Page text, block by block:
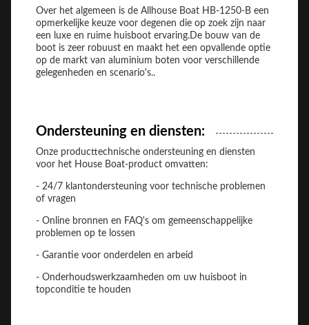
Over het algemeen is de Allhouse Boat HB-1250-B een
opmerkelijke keuze voor degenen die op zoek zijn naar
een luxe en ruime huisboot ervaring.De bouw van de
boot is zeer robuust en maakt het een opvallende optie
op de markt van aluminium boten voor verschillende
gelegenheden en scenario's..
Ondersteuning en diensten:
Onze producttechnische ondersteuning en diensten
voor het House Boat-product omvatten:
- 24/7 klantondersteuning voor technische problemen
of vragen
- Online bronnen en FAQ's om gemeenschappelijke
problemen op te lossen
- Garantie voor onderdelen en arbeid
- Onderhoudswerkzaamheden om uw huisboot in
topconditie te houden